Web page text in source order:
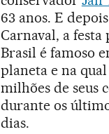
63 anos. E
Carnaval, a festa
Brasil é famoso
planeta e na
milhões de seus
durante os
dias.